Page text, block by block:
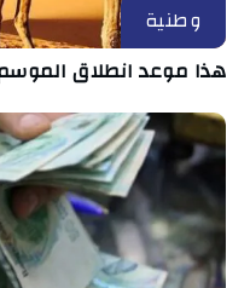
وطنية
هذا موعد انطلاق